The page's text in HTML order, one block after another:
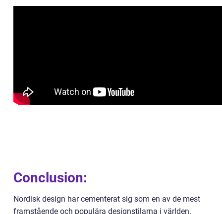
Conclusion:
Nordisk design har cementerat sig som en av de mest
framstående och populära designstilarna i världen.